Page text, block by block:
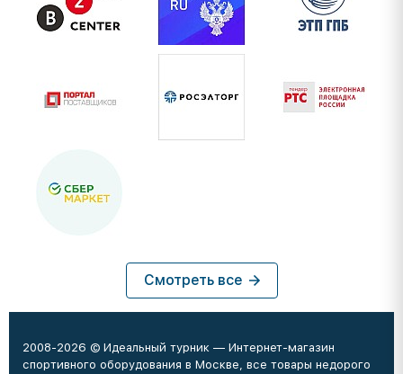
Смотреть все
2008-2026 © Идеальный турник — Интернет-магазин
спортивного оборудования в Москве, все товары недорого